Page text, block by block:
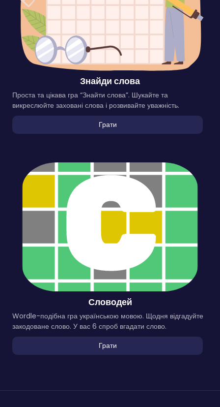
Знайди слова
Проста та цікава гра “Знайти слова”. Шукайте та
викреслюйте заховані слова і розвивайте уважність.
Грати
Словодей
Wordle-подібна гра українською мовою. Щодня відгадуйте
закодоване слово. У вас 6 спроб вгадати слово.
Грати